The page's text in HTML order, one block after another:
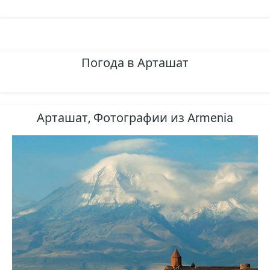
Погода в Арташат
Арташат, Фотографии из Armenia